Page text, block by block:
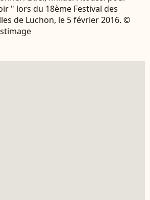
" lors du 18ème Festival des
de Luchon, le 5 février 2016. ©